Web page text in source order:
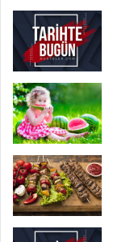
O
k
u
a
n
K
u
r
t
u
l
u
r